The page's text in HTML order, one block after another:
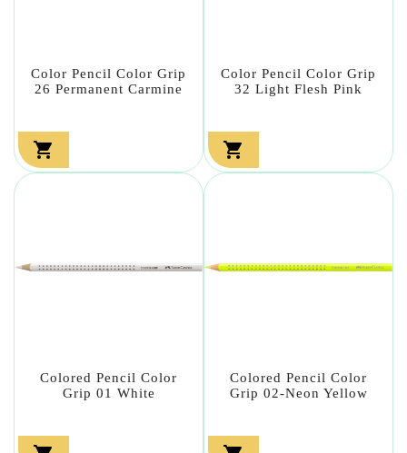
Color Pencil Color Grip
26 Permanent Carmine

Color Pencil Color Grip
32 Light Flesh Pink

Colored Pencil Color
Grip 01 White
Colored Pencil Color
Grip 02-Neon Yellow